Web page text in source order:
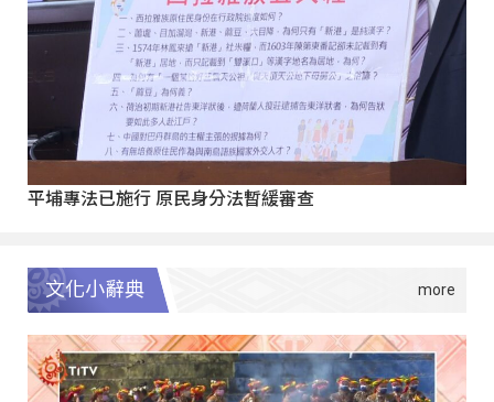
平埔專法已施行 原民身分法暫緩審查
文化小辭典